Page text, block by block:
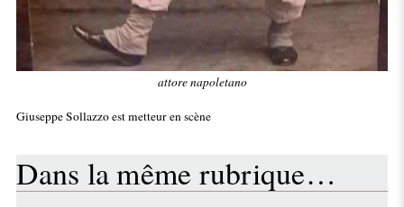
attore napoletano
Giuseppe Sollazzo est metteur en scène
Dans la même rubrique…